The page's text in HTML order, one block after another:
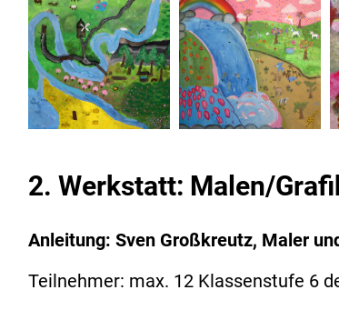
2. Werkstatt: Malen/
Anleitung: Sven Großkreutz, Maler
Teilnehmer: max. 12 Klassenstufe 6